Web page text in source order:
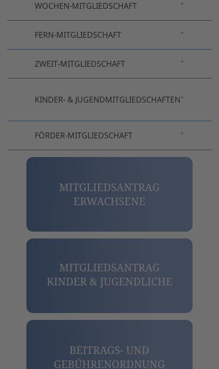
WOCHEN-MITGLIEDSCHAFT
FERN-MITGLIEDSCHAFT
ZWEIT-MITGLIEDSCHAFT
KINDER- & JUGENDMITGLIEDSCHAFTEN
FÖRDER-MITGLIEDSCHAFT